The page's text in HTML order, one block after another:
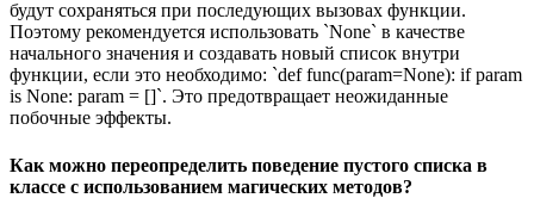
будут сохраняться при последующих вызовах функции.
Поэтому рекомендуется использовать `None` в качестве
начального значения и создавать новый список внутри
функции, если это необходимо: `def func(param=None): if param
is None: param = []`. Это предотвращает неожиданные
побочные эффекты.
Как можно переопределить поведение пустого списка в
классе с использованием магических методов?